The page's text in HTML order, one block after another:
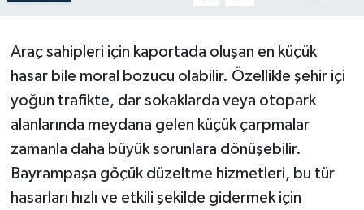
Araç sahipleri için kaportada oluşan en küçük
hasar bile moral bozucu olabilir. Özellikle şehir içi
yoğun trafikte, dar sokaklarda veya otopark
alanlarında meydana gelen küçük çarpmalar
zamanla daha büyük sorunlara dönüşebilir.
Bayrampaşa göçük düzeltme hizmetleri, bu tür
hasarları hızlı ve etkili şekilde gidermek için